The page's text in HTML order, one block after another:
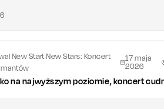
New Start New Stars: Koncert
17 maja
2026
na najwyższym poziomie, koncert